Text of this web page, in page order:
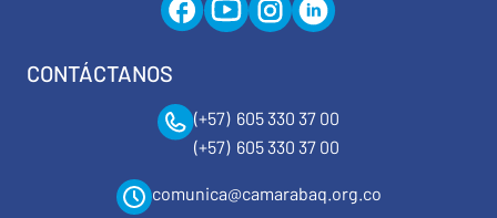
CONTÁCTANOS
(+57) 605 330 37 00
(+57) 605 330 37 00
comunica@camarabaq.org.co